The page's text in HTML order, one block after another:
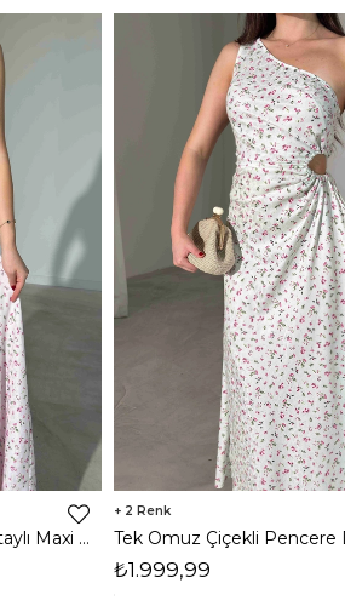
Tek Omuz Çiçekli Pencere Detaylı Maxi Pembe Yahir Kadın Elbise 26Y455
2
₺1.999,99